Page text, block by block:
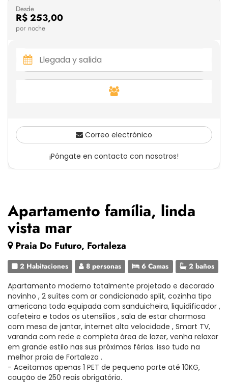
Apartamento família, linda
vista mar
Praia Do Futuro, Fortaleza
2 Habitaciones 8 personas 6 Camas 2 baños
Apartamento moderno totalmente projetado e decorado
novinho , 2 suítes com ar condicionado split, cozinha tipo
americana toda equipada com sanduicheira, liquidificador ,
cafeteira e todos os utensílios , sala de estar charmosa
com mesa de jantar, internet alta velocidade , Smart TV,
varanda com rede e completa área de lazer, venha relaxar
em grande estilo nas sus próximas férias. isso tudo na
melhor praia de Fortaleza .
- Aceitamos apenas 1 PET de pequeno porte até 10KG,
caução de 250 reais obrigatório.
Desde
R$ 253,00
por noche
Correo electrónico
¡Póngate en contacto con nosotros!